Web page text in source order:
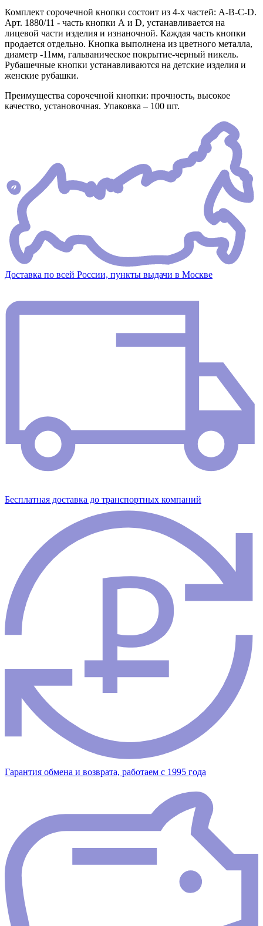
Комплект сорочечной кнопки состоит из 4-х частей: А-В-С-D.
Арт. 1880/11 - часть кнопки А и D, устанавливается на
лицевой части изделия и изнаночной. Каждая часть кнопки
продается отдельно. Кнопка выполнена из цветного металла,
диаметр -11мм, гальваническое покрытие-черный никель.
Рубашечные кнопки устанавливаются на детские изделия и
женские рубашки.
Преимущества сорочечной кнопки: прочность, высокое
качество, установочная. Упаковка – 100 шт.
Доставка по всей России, пункты выдачи в Москве
Бесплатная доставка до транспортных компаний
Гарантия обмена и возврата, работаем с 1995 года